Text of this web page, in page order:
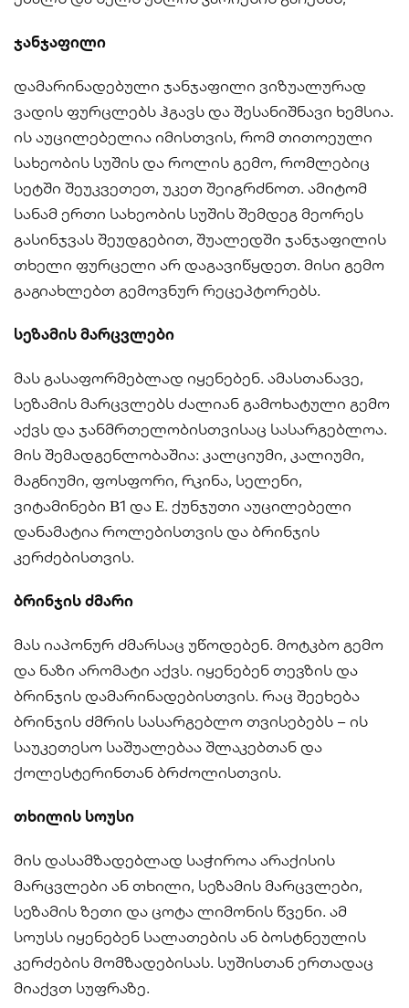
ჯანჯაფილი
დამარინადებული ჯანჯაფილი ვიზუალურად
ვადის ფურცლებს ჰგავს და შესანიშნავი ხემსია.
ის აუცილებელია იმისთვის, რომ თითოეული
სახეობის სუშის და როლის გემო, რომლებიც
სეტში შეუკვეთეთ, უკეთ შეიგრძნოთ. ამიტომ
სანამ ერთი სახეობის სუშის შემდეგ მეორეს
გასინჯვას შეუდგებით, შუალედში ჯანჯაფილის
თხელი ფურცელი არ დაგავიწყდეთ. მისი გემო
გაგიახლებთ გემოვნურ რეცეპტორებს.
სეზამის მარცვლები
მას გასაფორმებლად იყენებენ. ამასთანავე,
სეზამის მარცვლებს ძალიან გამოხატული გემო
აქვს და ჯანმრთელობისთვისაც სასარგებლოა.
მის შემადგენლობაშია: კალციუმი, კალიუმი,
მაგნიუმი, ფოსფორი, რკინა, სელენი,
ვიტამინები В1 და Е. ქუნჯუთი აუცილებელი
დანამატია როლებისთვის და ბრინჯის
კერძებისთვის.
ბრინჯის ძმარი
მას იაპონურ ძმარსაც უწოდებენ. მოტკბო გემო
და ნაზი არომატი აქვს. იყენებენ თევზის და
ბრინჯის დამარინადებისთვის. რაც შეეხება
ბრინჯის ძმრის სასარგებლო თვისებებს – ის
საუკეთესო საშუალებაა შლაკებთან და
ქოლესტერინთან ბრძოლისთვის.
თხილის სოუსი
მის დასამზადებლად საჭიროა არაქისის
მარცვლები ან თხილი, სეზამის მარცვლები,
სეზამის ზეთი და ცოტა ლიმონის წვენი. ამ
სოუსს იყენებენ სალათების ან ბოსტნეულის
კერძების მომზადებისას. სუშისთან ერთადაც
მიაქვთ სუფრაზე.